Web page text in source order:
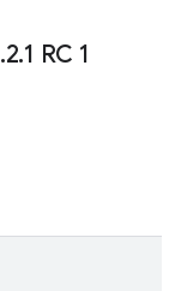
.2.1 RC 1